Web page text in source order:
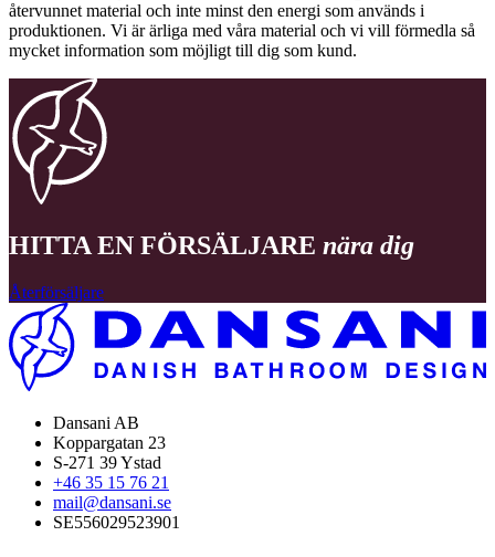
återvunnet material och inte minst den energi som används i
produktionen. Vi är ärliga med våra material och vi vill förmedla så
mycket information som möjligt till dig som kund.
HITTA EN FÖRSÄLJARE nära dig
Återförsäljare
Dansani AB
Koppargatan 23
S-271 39 Ystad
+46 35 15 76 21
mail@dansani.se
SE556029523901